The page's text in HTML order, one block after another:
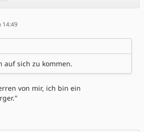
14:49
auf sich zu kommen.
von mir, ich bin ein